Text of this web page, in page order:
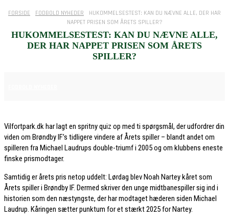
FORSIDE FODBOLD NYHEDER
HUKOMMELSESTEST: KAN DU NÆVNE ALLE, DER HAR
NAPPET PRISEN SOM ÅRETS SPILLER?
HUKOMMELSESTEST: KAN DU NÆVNE ALLE,
DER HAR NAPPET PRISEN SOM ÅRETS
SPILLER?
Vilfortpark.dk har lagt en spritny quiz op med ti spørgsmål, der udfordrer din
viden om Brøndby IF’s tidligere vindere af Årets spiller – blandt andet om
spilleren fra Michael Laudrups double-triumf i 2005 og om klubbens eneste
finske prismodtager.
Samtidig er årets pris netop uddelt: Lørdag blev Noah Nartey kåret som
Årets spiller i Brøndby IF. Dermed skriver den unge midtbanespiller sig ind i
historien som den næstyngste, der har modtaget hæderen siden Michael
Laudrup. Kåringen sætter punktum for et stærkt 2025 for Nartey.